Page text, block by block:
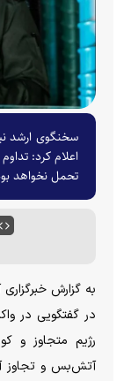
سخنگوی ارشد
اعلام کرد:
تحمل نخواهد
در گفتگویی در
رژیم متجاوز و